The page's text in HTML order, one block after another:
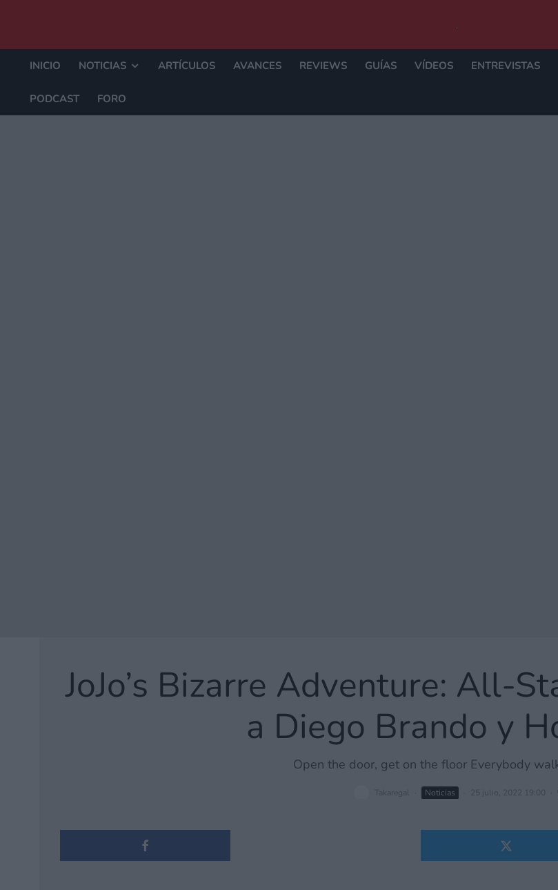
INICIO NOTICIAS ARTÍCULOS AVANCES REVIEWS GUÍAS VÍDEOS ENTREVISTAS
PODCAST FORO
JoJo’s Bizarre Adventure: All-
a Diego Brando y
Open the door, get on the floor Everybody
Takaregal Noticias 25 julio, 2022 19:00